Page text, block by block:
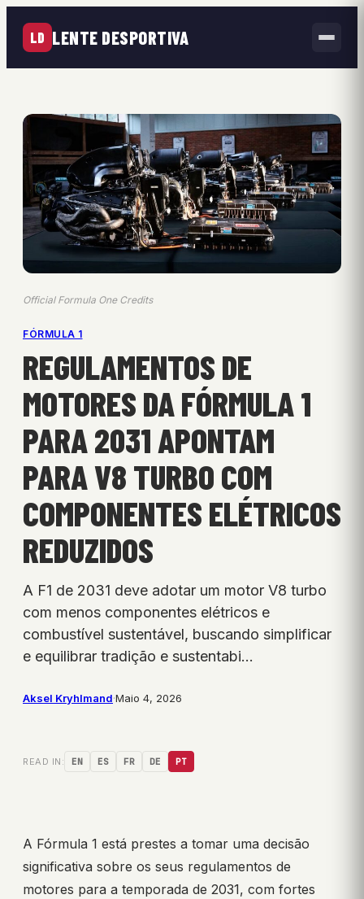
LD LENTE DESPORTIVA
Official Formula One Credits
FÓRMULA 1
REGULAMENTOS DE
MOTORES DA FÓRMULA 1
PARA 2031 APONTAM
PARA V8 TURBO COM
COMPONENTES ELÉTRICOS
REDUZIDOS
A F1 de 2031 deve adotar um motor V8 turbo
com menos componentes elétricos e
combustível sustentável, buscando simplificar
e equilibrar tradição e sustentabi…
Aksel Kryhlmand·Maio 4, 2026
READ IN: EN ES FR DE PT
A Fórmula 1 está prestes a tomar uma decisão
significativa sobre os seus regulamentos de
motores para a temporada de 2031, com fortes